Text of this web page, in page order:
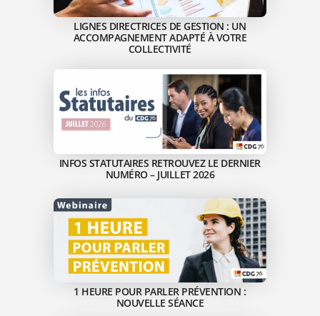
LIGNES DIRECTRICES DE GESTION : UN
ACCOMPAGNEMENT ADAPTÉ À VOTRE
COLLECTIVITÉ
INFOS STATUTAIRES RETROUVEZ LE DERNIER
NUMÉRO – JUILLET 2026
1 HEURE POUR PARLER PRÉVENTION :
NOUVELLE SÉANCE